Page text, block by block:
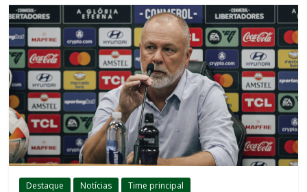
Destaque Notícias Time principal